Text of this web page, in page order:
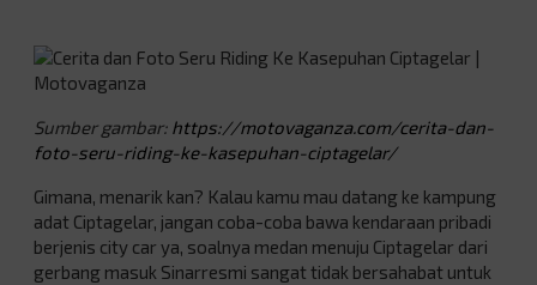
Sumber gambar: https://motovaganza.com/cerita-dan-
foto-seru-riding-ke-kasepuhan-ciptagelar/
Gimana, menarik kan? Kalau kamu mau datang ke kampung
adat Ciptagelar, jangan coba-coba bawa kendaraan pribadi
berjenis city car ya, soalnya medan menuju Ciptagelar dari
gerbang masuk Sinarresmi sangat tidak bersahabat untuk